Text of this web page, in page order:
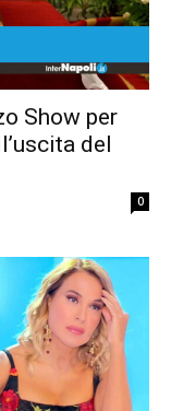
Show per
del
0